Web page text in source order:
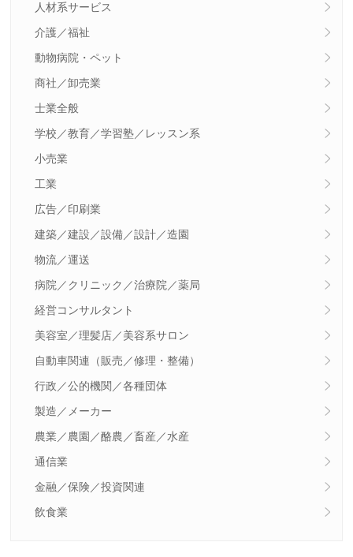
人材系サービス
介護／福祉
動物病院・ペット
商社／卸売業
士業全般
学校／教育／学習塾／レッスン系
小売業
工業
広告／印刷業
建築／建設／設備／設計／造園
物流／運送
病院／クリニック／治療院／薬局
経営コンサルタント
美容室／理髪店／美容系サロン
自動車関連（販売／修理・整備）
行政／公的機関／各種団体
製造／メーカー
農業／農園／酪農／畜産／水産
通信業
金融／保険／投資関連
飲食業